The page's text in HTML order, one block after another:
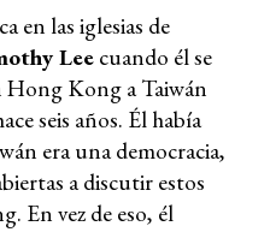
en las iglesias de
Leecuando él se
Hong Kong a Taiwán
seis años. Él había
era una democracia,
a discutir estos
En vez de eso, él